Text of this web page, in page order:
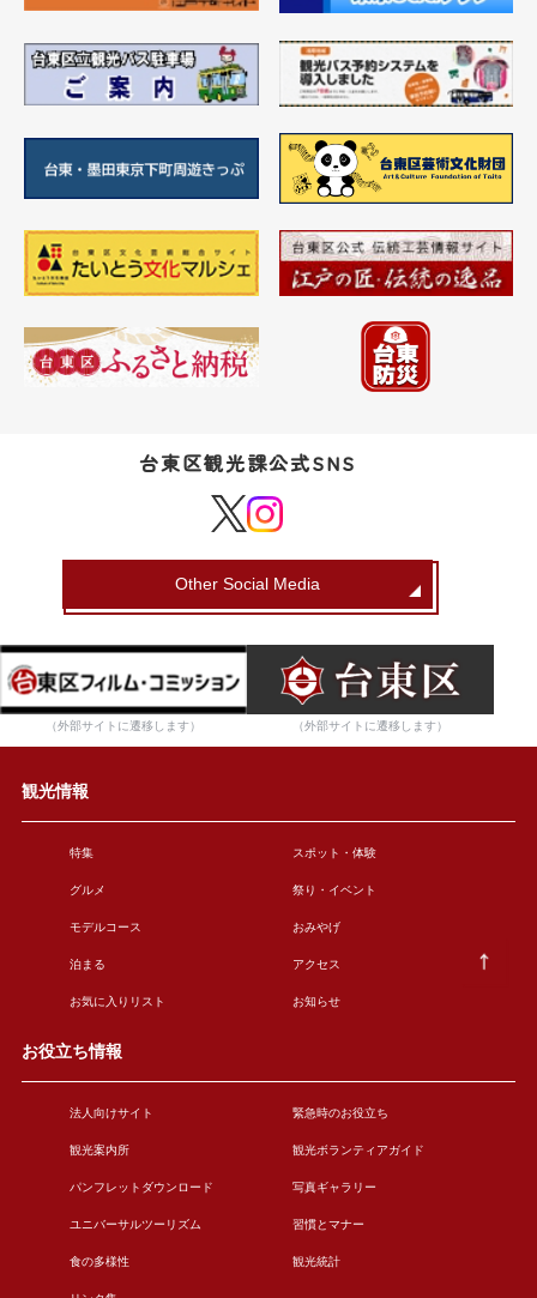
台東区観光課公式SNS
Other Social Media
（外部サイトに遷移します） （外部サイトに遷移します）
観光情報
特集 スポット・体験
グルメ 祭り・イベント
モデルコース おみやげ
泊まる アクセス
お気に入りリスト お知らせ
お役立ち情報
法人向けサイト 緊急時のお役立ち
観光案内所 観光ボランティアガイド
パンフレットダウンロード 写真ギャラリー
ユニバーサルツーリズム 習慣とマナー
食の多様性 観光統計